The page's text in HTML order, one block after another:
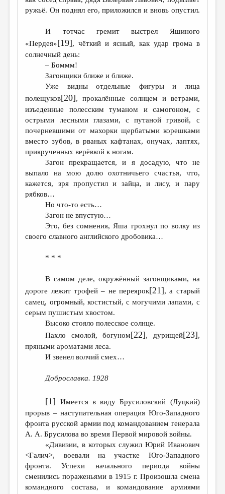
ружьё. Он поднял его, приложился и вновь опустил.
И тотчас гремит выстрел Яшиного
«Пердея»[19], чёткий и ясный, как удар грома в
солнечный день:
– Боммм!
Загонщики ближе и ближе.
Уже видны отдельные фигуры и лица
полещуков[20], прокалённые солнцем и ветрами,
изъеденные полесским туманом и самогоном, с
острыми лесными глазами, с путаной гривой, с
почерневшими от махорки щербатыми корешками
вместо зубов, в рваных кафтанах, онучах, лаптях,
прикрученных верёвкой к ногам.
Загон прекращается, и я досадую, что не
выпало на мою долю охотничьего счастья, что,
кажется, зря пропустил и зайца, и лису, и пару
рябков…
Но что-то есть…
Загон не впустую…
Это, без сомнения, Яша грохнул по волку из
своего славного английского дробовика…
* * *
В самом деле, окружённый загонщиками, на
дороге лежит трофей – не переярок[21], а старый
самец, огромный, костистый, с могучими лапами, с
серым пушистым хвостом.
Высоко стояло полесское солнце.
Пахло смолой, богуном[22], дурищей[23],
пряными ароматами леса.
И звенел волчий смех…
Доброславка. 1928
[1] Имеется в виду Брусиловский (Луцкий)
прорыв – наступательная операция Юго-Западного
фронта русской армии под командованием генерала
А. А. Брусилова во время Первой мировой войны.
«Дивизии, в которых служил Юрий Иванович
<Галич>, воевали на участке Юго-Западного
фронта. Успехи начального периода войны
сменились пораженьями в 1915 г. Произошла смена
командного состава, и командование армиями